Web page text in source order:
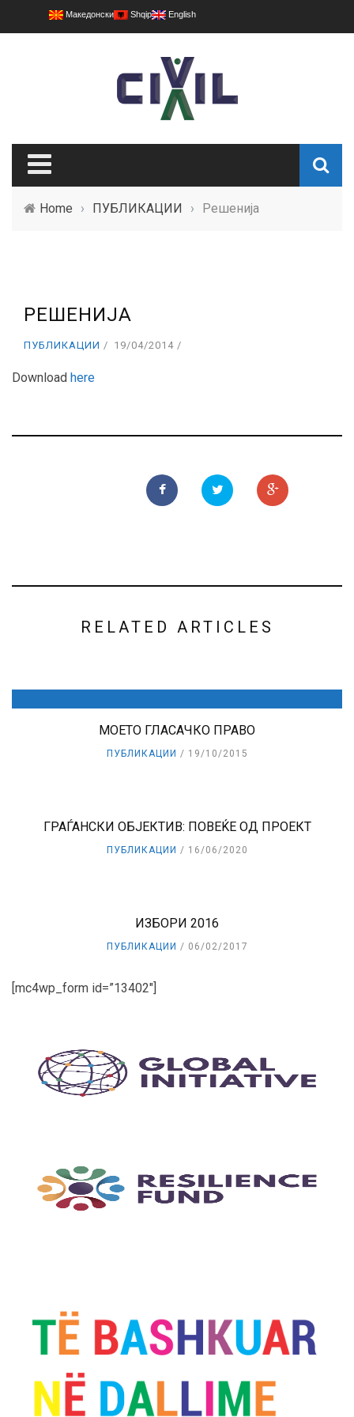
Македонски Shqip English
Home › ПУБЛИКАЦИИ › Решенија
РЕШЕНИЈА
ПУБЛИКАЦИИ 19/04/2014
Download here
RELATED ARTICLES
МОЕТО ГЛАСАЧКО ПРАВО
ПУБЛИКАЦИИ 19/10/2015
ГРАЃАНСКИ ОБЈЕКТИВ: ПОВЕЌЕ ОД ПРОЕКТ
ПУБЛИКАЦИИ 16/06/2020
ИЗБОРИ 2016
ПУБЛИКАЦИИ 06/02/2017
[mc4wp_form id=”13402″]